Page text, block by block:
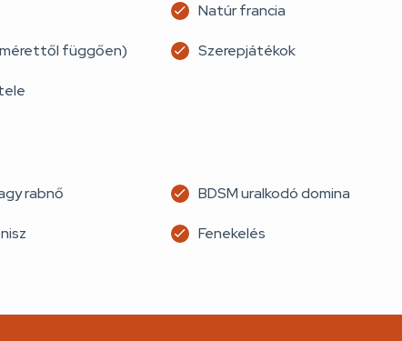
Natúr francia
függően) Szerepjátékok
rabnő BDSM uralkodó domina
Fenekelés